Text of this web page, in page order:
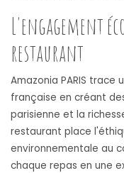
L'engagement
restaurant
Amazonia PARIS
française en créant
parisienne et la
restaurant place
environnementale au
chaque repas en une